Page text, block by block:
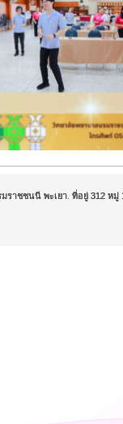
าชชนนี พะเยา. ที่อยู่ 312 หมู่